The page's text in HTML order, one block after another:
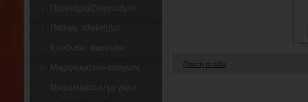
Πλυντήριο/Στεγνωτήριο
Πιάτων, πλυντήριο
Κουζινάκι, φουρνάκι
Μικροκυμάτων φούρνος
Μικροκυμάτων με γκριλ
Πρώτη σελίδα